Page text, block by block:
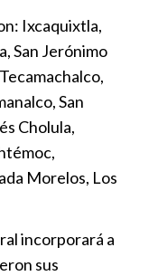
Ixcaquixtla,
San Jerónimo
San
Cholula,
Morelos, Los
incorporará a
sus